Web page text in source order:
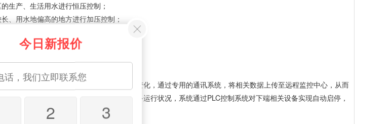
生产、生活用水进行恒压控制；
、用水地偏高的地方进行加压控制；
位、高位水池水位等进行监测；
频监控，整个厂区安防视频监控等。
况、水质水量等数据进行实时监测并记录变化，通过专用的通讯系统，将相关数据上传至远程监控中心，从而
接同各子站进行通讯以获取数据，根据设备运行状况，系统通过PLC控制系统对下端相关设备实现自动启停，
现远程操控，实现“无人值守，联网管理”。
今日新报价
2
3